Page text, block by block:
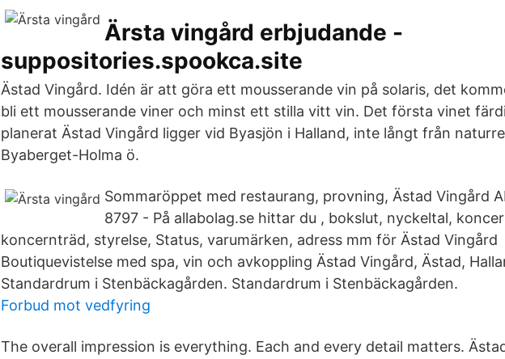
Ärsta vingård erbjudande -
suppositories.spookca.site
Ästad Vingård. Idén är att göra ett mousserande vin på solaris, det
bli ett mousserande viner och minst ett stilla vitt vin. Det första vinet
planerat Ästad Vingård ligger vid Byasjön i Halland, inte långt från
Byaberget-Holma ö.
Sommaröppet med restaurang, provning, Ästad Vingård
8797 - På allabolag.se hittar du , bokslut, nyckeltal,
koncernträd, styrelse, Status, varumärken, adress mm för Ästad Vingård
Boutiquevistelse med spa, vin och avkoppling Ästad Vingård, Ästad,
Standardrum i Stenbäckagården. Standardrum i Stenbäckagården.
Forbud mot vedfyring
The overall impression is everything. Each and every detail matters.